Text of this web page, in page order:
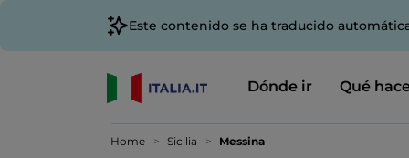
Este contenido se ha traducido
Dónde ir Qué
Home Sicilia Messina